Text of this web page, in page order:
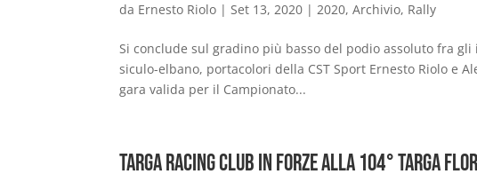
da Ernesto Riolo |Set 13, 2020 |2020,Archivio, Rally
Si conclude sul gradino più basso del podio assoluto fra
siculo-elbano, portacolori della CST Sport Ernesto Riolo e
gara valida per il Campionato...
Targa Racing Club in forze alla 104° Targa